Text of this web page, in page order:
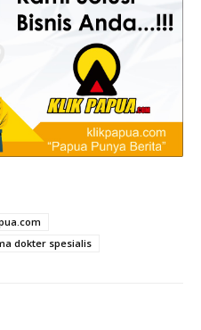
dokter spesialis